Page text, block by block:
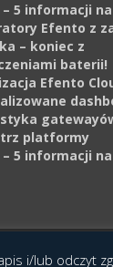
5 informacji
Efento z
– koniec z
baterii!
Efento
platformy
5 informacji
i/lub odczyt